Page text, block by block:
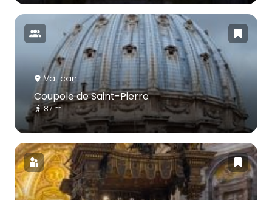
Vatican
Coupole de Saint-Pierre
87 m